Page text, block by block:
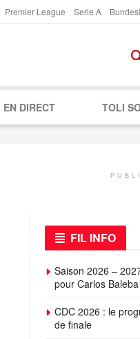
Premier League Serie A
EN DIRECT TOLI
FIL INFO
Saison 2026 –
pour Carlos
CDC 2026 : le
de finale